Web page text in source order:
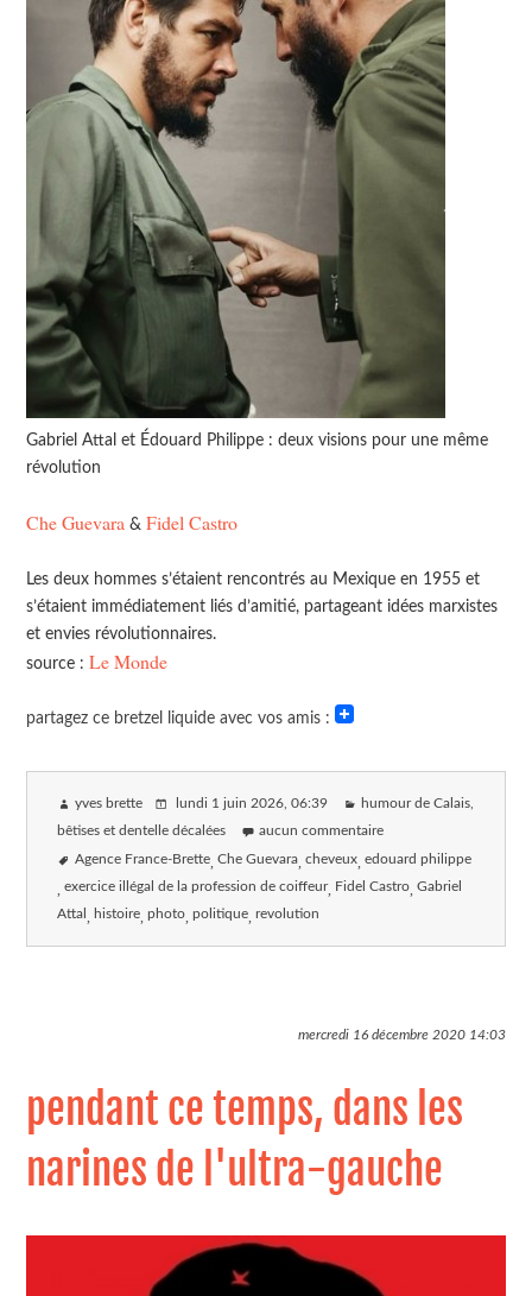
Gabriel Attal et Édouard Philippe : deux visions pour une même
révolution
Che Guevara &Fidel Castro
Les deux hommes s’étaient rencontrés au Mexique en 1955 et
s’étaient immédiatement liés d’amitié, partageant idées marxistes
et envies révolutionnaires.
source :Le Monde
partagez ce bretzel liquide avec vos amis :
yves brette lundi 1 juin 2026 , 06:39 humour de Calais,
bêtises et dentelle décalées aucun commentaire
Agence France-Brette Che Guevara cheveux edouard philippe
exercice illégal de la profession de coiffeur Fidel Castro Gabriel
Attal histoire photo politique revolution
mercredi 16 décembre 202014:03
pendant ce temps, dans les
narines de l'ultra-gauche